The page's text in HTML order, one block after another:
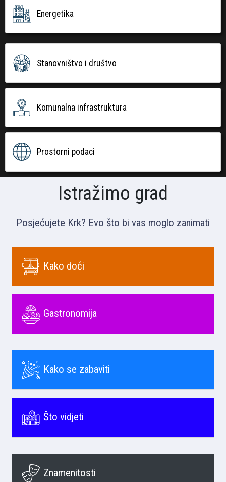
Energetika
Stanovništvo i društvo
Komunalna infrastruktura
Prostorni podaci
Istražimo grad
Posjećujete Krk? Evo što bi vas moglo zanimati
Kako doći
Gastronomija
Kako se zabaviti
Što vidjeti
Znamenitosti